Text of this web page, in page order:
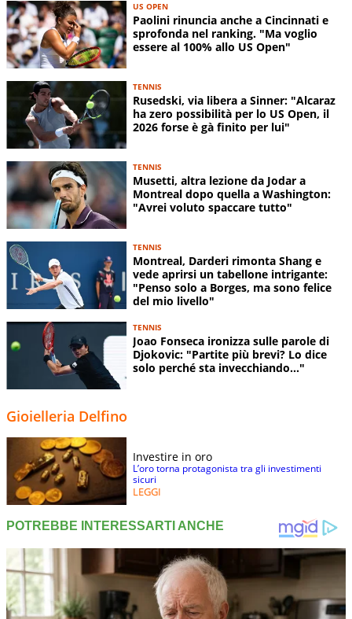
US OPEN
Paolini rinuncia anche a Cincinnati e
sprofonda nel ranking. "Ma voglio
essere al 100% allo US Open"
TENNIS
Rusedski, via libera a Sinner: "Alcaraz
ha zero possibilità per lo US Open, il
2026 forse è gà finito per lui"
TENNIS
Musetti, altra lezione da Jodar a
Montreal dopo quella a Washington:
"Avrei voluto spaccare tutto"
TENNIS
Montreal, Darderi rimonta Shang e
vede aprirsi un tabellone intrigante:
"Penso solo a Borges, ma sono felice
del mio livello"
TENNIS
Joao Fonseca ironizza sulle parole di
Djokovic: "Partite più brevi? Lo dice
solo perché sta invecchiando..."
Gioielleria Delfino
Investire in oro
L’oro torna protagonista tra gli investimenti
sicuri
LEGGI